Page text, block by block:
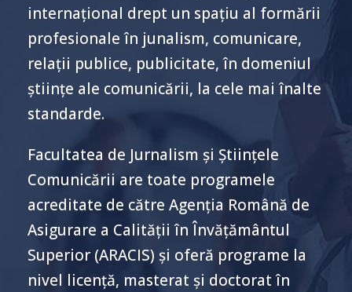
internaţional drept un spaţiu al formării
profesionale în junalism, comunicare,
relații publice, publicitate, în domeniul
ştiinţe ale comunicării, la cele mai înalte
standarde.
Facultatea de Jurnalism şi Ştiinţele
Comunicării are toate programele
acreditate de către Agenţia Română de
Asigurare a Calităţii în Învăţământul
Superior (ARACIS) şi oferă programe la
nivel licenţă, masterat şi doctorat în